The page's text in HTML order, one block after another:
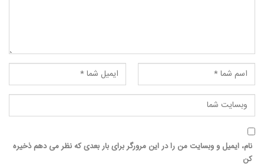
نام، ایمیل و وبسایت من را در این مرورگر برای بار بعدی که نظر می دهم ذخیره
کن